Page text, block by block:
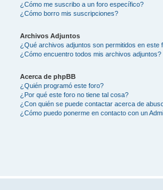
¿Cómo me suscribo a un foro específico?
¿Cómo borro mis suscripciones?
Archivos Adjuntos
¿Qué archivos adjuntos son permitidos en este
¿Cómo encuentro todos mis archivos adjuntos?
Acerca de phpBB
¿Quién programó este foro?
¿Por qué este foro no tiene tal cosa?
¿Con quién se puede contactar acerca de
¿Cómo puedo ponerme en contacto con un